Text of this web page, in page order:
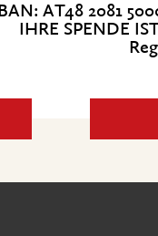
AT48 2081
IHRE SPENDE